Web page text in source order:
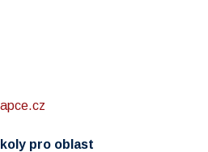
pro oblast